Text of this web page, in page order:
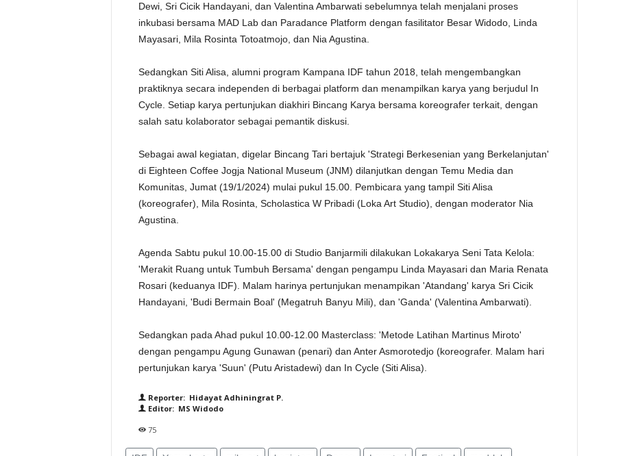
Dewi, Sri Cicik Handayani, dan Valentina Ambarwati sebelumnya telah menjalani proses
inkubasi bersama MAD Lab dan Paradance Platform dengan fasilitator Besar Widodo, Linda
Mayasari, Mila Rosinta Totoatmojo, dan Nia Agustina.
Sedangkan Siti Alisa, alumni program Kampana IDF tahun 2018, telah mengembangkan
praktiknya secara independen di berbagai platform dan menampilkan karya yang berjudul In
Cycle. Setiap karya pertunjukan diakhiri Bincang Karya bersama koreografer terkait, dengan
salah satu kolaborator sebagai pemantik diskusi.
Sebagai awal kegiatan, digelar Bincang Tari bertajuk 'Strategi Berkesenian yang Berkelanjutan'
di Eighteen Coffee Jogja National Museum (JNM) dilanjutkan dengan Temu Media dan
Komunitas, Jumat (19/1/2024) mulai pukul 15.00. Pembicara yang tampil Siti Alisa
(koreografer), Mila Rosinta, Scholastica W Pribadi (Loka Art Studio), dengan moderator Nia
Agustina.
Agenda Sabtu pukul 10.00-15.00 di Studio Banjarmili dilakukan Lokakarya Seni Tata Kelola:
'Merakit Ruang untuk Tumbuh Bersama' dengan pengampu Linda Mayasari dan Maria Renata
Rosari (keduanya IDF). Malam harinya pertunjukan menampikan 'Atandang' karya Sri Cicik
Handayani, 'Budi Bermain Boal' (Megatruh Banyu Mili), dan 'Ganda' (Valentina Ambarwati).
Sedangkan pada Ahad pukul 10.00-12.00 Masterclass: 'Metode Latihan Martinus Miroto'
dengan pengampu Agung Gunawan (penari) dan Anter Asmorotedjo (koreografer. Malam hari
pertunjukan karya 'Suun' (Putu Aristadewi) dan In Cycle (Siti Alisa).
Reporter: Hidayat Adhiningrat P.
Editor: MS Widodo
75